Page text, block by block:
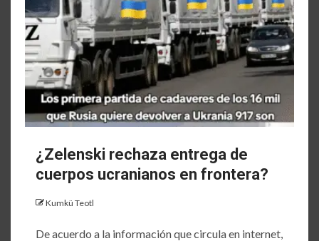
¿Zelenski rechaza entrega de
cuerpos ucranianos en frontera?
Kumkü Teotl
De acuerdo a la información que circula en internet,